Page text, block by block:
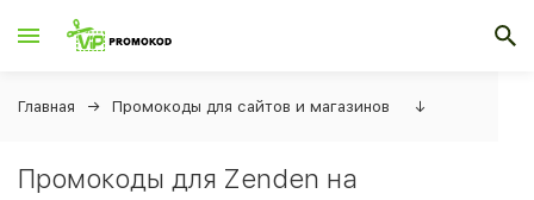
Главная Промокоды для сайтов и магазинов ↓
Промокоды для Zenden на